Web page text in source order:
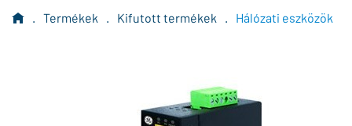
. Termékek . Kifutott termékek . Hálózati eszközök